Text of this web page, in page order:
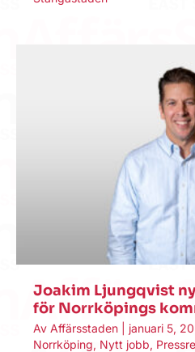
Joakim Ljungqvist
för Norrköpings
Av Affärsstaden januari 5,
Norrköping, Nytt jobb,